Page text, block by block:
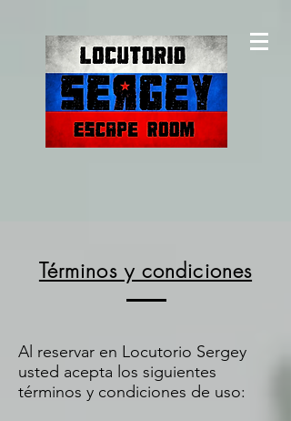
Términos y condiciones
Al reservar en Locutorio Sergey
usted acepta los siguientes
términos y condiciones de uso: